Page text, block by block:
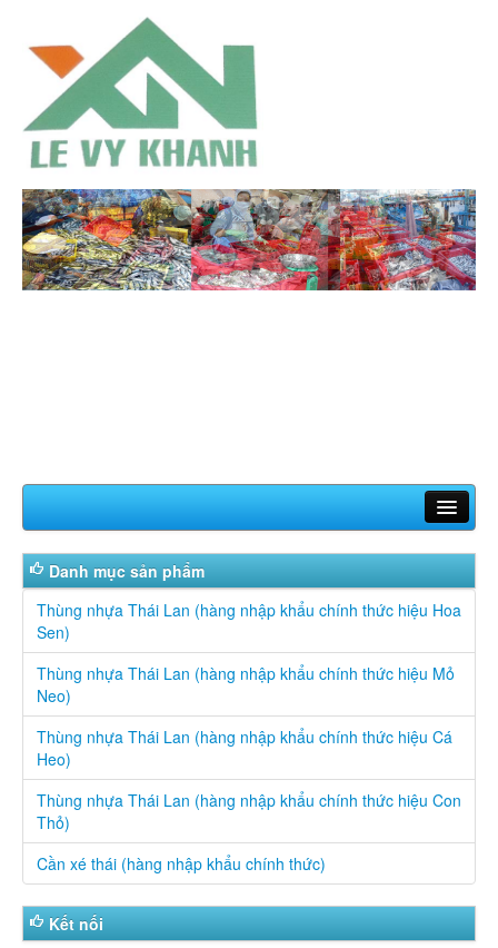
Giới thiệu
Sản phẩm
Tin tức
Liên hệ
Hotline: 0913 885 205 - 0947 550 588
Danh mục sản phẩm
Thùng nhựa Thái Lan (hàng nhập khẩu chính thức hiệu Hoa
Sen)
Thùng nhựa Thái Lan (hàng nhập khẩu chính thức hiệu Mỏ
Neo)
Thùng nhựa Thái Lan (hàng nhập khẩu chính thức hiệu Cá
Heo)
Thùng nhựa Thái Lan (hàng nhập khẩu chính thức hiệu Con
Thỏ)
Cần xé thái (hàng nhập khẩu chính thức)
Kết nối